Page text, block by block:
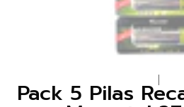
Pack 5 Pilas